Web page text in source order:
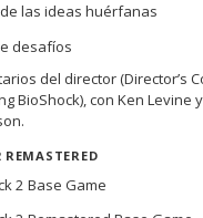
las ideas huérfanas
desafíos
del director (Director’s
BioShock), con Ken Levine
2 Base Game